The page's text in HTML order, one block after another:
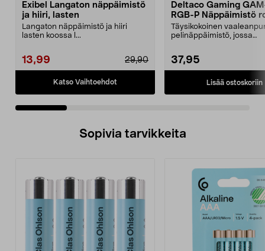
Exibel Langaton näppäimistö
ja hiiri, lasten
Langaton näppäimistö ja hiiri
lasten koossa l...
13,99 29,90
Katso Vaihtoehdot
Deltaco Gaming
RGB-P Näppäimistö
Täysikokoinen
pelinäppäimistö, jossa
37,95
Lisää ostoskoriin
Sopivia tarvikkeita